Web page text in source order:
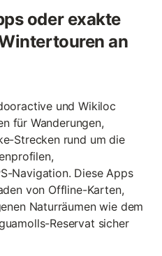
oder exakte
an
und Wikiloc
für Wanderungen,
Strecken rund um die
Navigation. Diese Apps
von Offline-Karten,
Naturräumen wie dem
Reservat sicher